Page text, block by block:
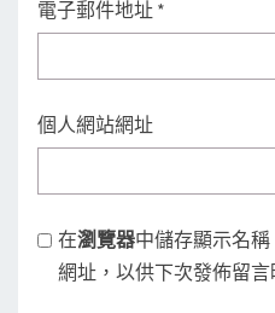
電子郵件地址 *
個人網站網址
在瀏覽器中儲存顯示名
網址，以供下次發佈留言